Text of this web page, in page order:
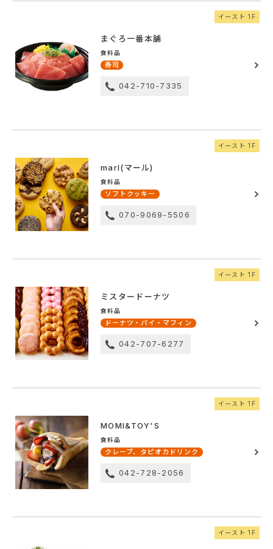
まぐろ一番本舗
食料品
寿司
イースト 1F
042-710-7335
marl(マール)
食料品
ソフトクッキー
イースト 1F
070-9069-5506
ミスタードーナツ
食料品
ドーナツ・パイ・マフィン
イースト 1F
042-707-6277
MOMI&TOY'S
食料品
クレープ、タピオカドリンク
イースト 1F
042-728-2056
イースト 1F